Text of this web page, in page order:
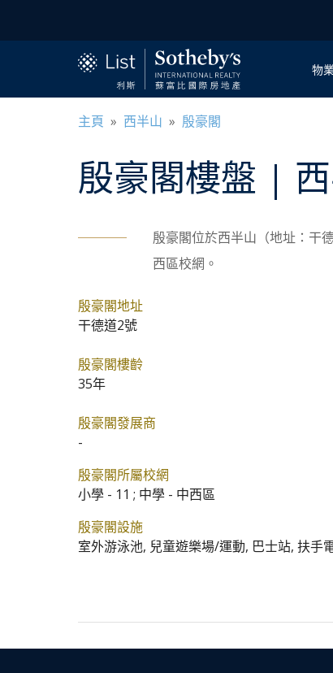
物
主頁 » 西半山 » 殷豪閣
殷豪閣樓盤 |
殷豪閣位於西半山（地址：干
西區校網。
殷豪閣地址
干德道2號
殷豪閣樓齡
35年
殷豪閣發展商
-
殷豪閣所屬校網
小學 - 11 ; 中學 - 中西區
殷豪閣設施
室外游泳池, 兒童遊樂場/運動, 巴士站, 扶手